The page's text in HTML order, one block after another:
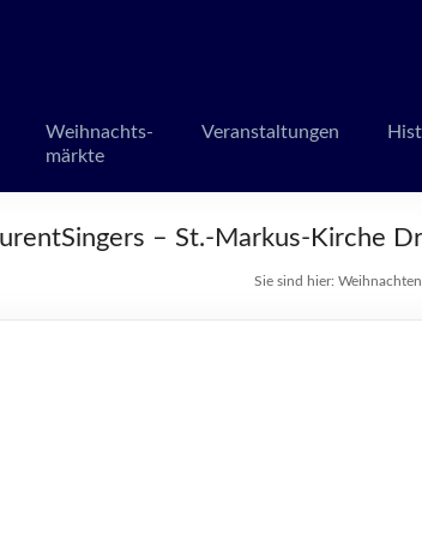
Weihnachts-
märkte
Veranstaltungen
– St.-Markus-Kirche
Sie sind hier: